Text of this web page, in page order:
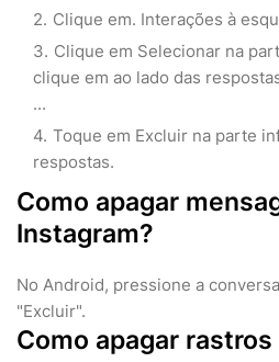
Clique em. Interações à
Clique em Selecionar na
clique em ao lado das
...
Toque em Excluir na parte
respostas.
Como apagar
Instagram?
No Android, pressione a
"Excluir".
Como apagar